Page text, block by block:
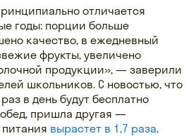
отличается
годы: порции больше
качество, в ежедневный
фрукты, увеличено
продукции», — заверили
школьников. С новостью, что
в день будут бесплатно
пришла другая —
вырастет в 1,7 раза.